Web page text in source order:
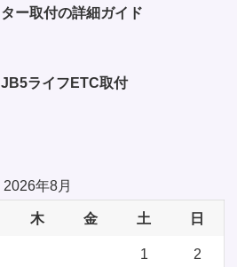
ター取付の詳細ガイド
JB5ライフETC取付
2026年8月
木 金 土 日
1 2